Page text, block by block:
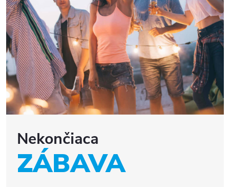
Nekončiaca
ZÁBAVA